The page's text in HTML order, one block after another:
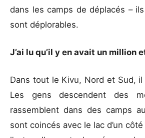
dans les camps de déplacés –
sont déplorables.
J’ai lu qu’il y en avait un million
Dans tout le Kivu, Nord et Sud,
Les gens descendent des
rassemblent dans des camps
sont coincés avec le lac d’un